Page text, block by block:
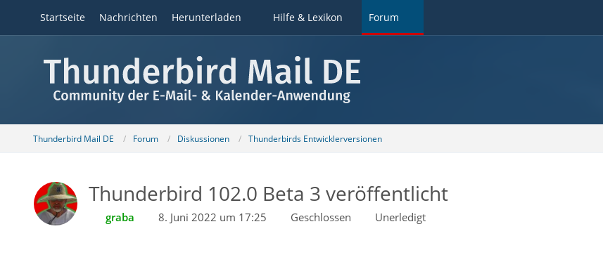
Startseite Nachrichten Herunterladen Hilfe & Lexikon Forum
Thunderbird Mail DE Forum Diskussionen Thunderbirds Entwicklerversionen
Thunderbird 102.0 Beta 3 veröffentlicht
graba 8. Juni 2022 um 17:25 Geschlossen Unerledigt